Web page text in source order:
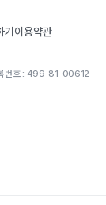
이용약관
록번호 : 499-81-00612